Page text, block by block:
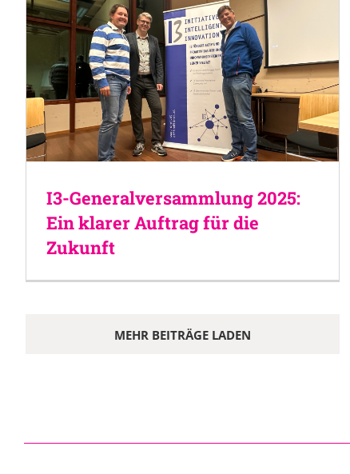
I3-Generalversammlung 2025:
Ein klarer Auftrag für die
Zukunft
MEHR BEITRÄGE LADEN